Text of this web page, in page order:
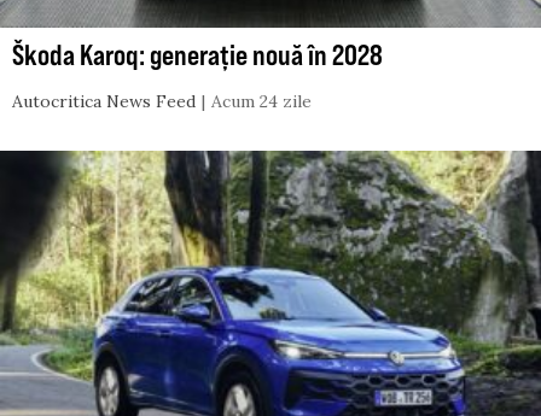
Škoda Karoq: generație nouă în 2028
Autocritica News Feed Acum 24 zile